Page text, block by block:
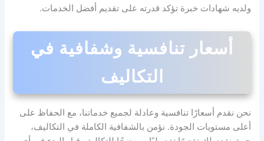
ولديه شهادات خبرة تؤكد قدرته على تقديم أفضل الخدمات.
أسعار تنافسية وشفافية في
التكاليف
نحن نقدم أسعارًا تنافسية وعادلة لجميع خدماتنا، مع الحفاظ على
أعلى مستويات الجودة. نؤمن بالشفافية الكاملة في التكاليف،